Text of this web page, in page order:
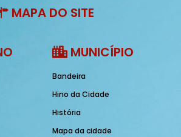
MAPA DO SITE
MUNICÍPIO
Bandeira
Hino da Cidade
História
Mapa da cidade